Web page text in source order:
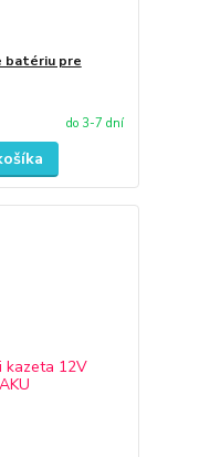
batériu pre
do 3-7 dní